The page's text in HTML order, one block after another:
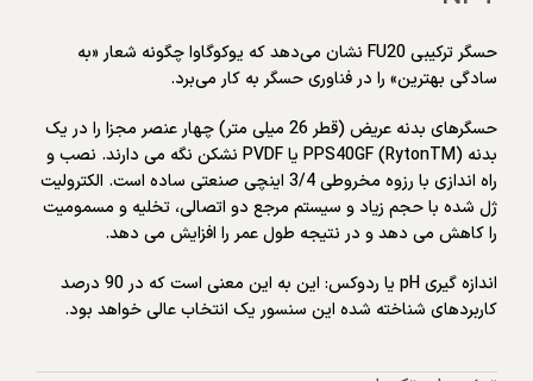
حسگر ترکیبی FU20 نشان می‌دهد که یوکوگاوا چگونه شعار «به
سادگی بهترین» را در فناوری حسگر به کار می‌برد.
حسگرهای بدنه عریض (قطر 26 میلی متر) چهار عنصر مجزا را در یک
بدنه PPS40GF (RytonTM) یا PVDF نشکن نگه می دارند. نصب و
راه اندازی با رزوه مخروطی 3/4 اینچی صنعتی ساده است. الکترولیت
ژل شده با حجم زیاد و سیستم مرجع دو اتصالی، تخلیه و مسمومیت
را کاهش می دهد و در نتیجه طول عمر را افزایش می دهد.
اندازه گیری pH یا ردوکس: این به این معنی است که در 90 درصد
کاربردهای شناخته شده این سنسور یک انتخاب عالی خواهد بود.